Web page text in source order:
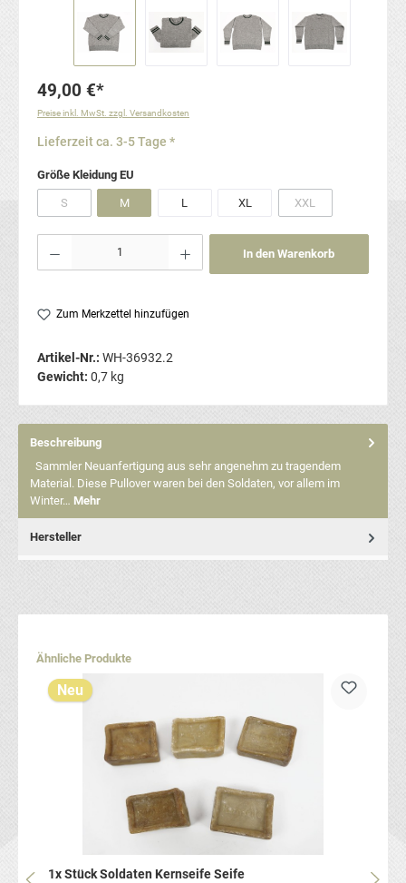
49,00 €*
Preise inkl. MwSt. zzgl. Versandkosten
Lieferzeit ca. 3-5 Tage *
Größe Kleidung EU
S(Diese Option ist zurzeit nicht verfügbar.)
M L XL XXL(Diese Option ist
In den Warenkorb
Zum Merkzettel hinzufügen
Artikel-Nr.: WH-36932.2
Gewicht: 0,7 kg
Beschreibung
Sammler Neuanfertigung aus sehr angenehm zu tragendem
Material. Diese Pullover waren bei den Soldaten, vor allem im
Winter… Mehr
Hersteller
Produktgalerie überspringen
Ähnliche Produkte
Neu
1x Stück Soldaten Kernseife Seife